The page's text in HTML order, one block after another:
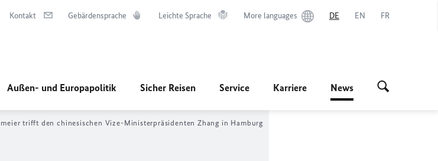
Kontakt Gebärdensprache Leichte Sprache More languages DE EN FR
Außen- und Europapolitik Sicher Reisen Service Karriere News
trifft den chinesischen Vize-Ministerpräsidenten Zhang in Hamburg